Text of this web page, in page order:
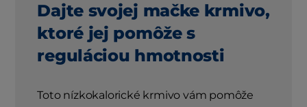
Dajte svojej mačke krmivo,
ktoré jej pomôže s
reguláciou hmotnosti
Toto nízkokalorické krmivo vám pomôže